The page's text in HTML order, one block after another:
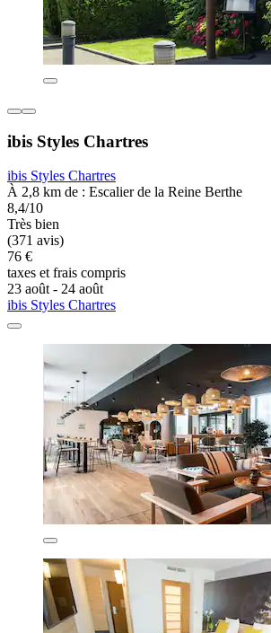
ibis Styles Chartres
ibis Styles Chartres
À 2,8 km de : Escalier de la Reine Berthe
8,4/10
Très bien
(371 avis)
76 €
taxes et frais compris
23 août - 24 août
ibis Styles Chartres